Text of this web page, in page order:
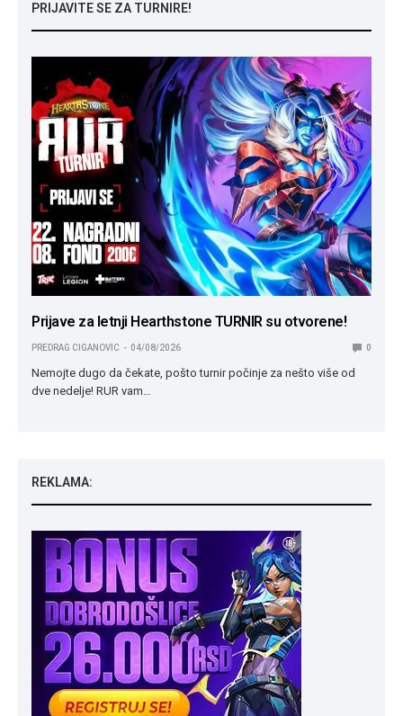
PRIJAVITE SE ZA TURNIRE!
Prijave za letnji Hearthstone TURNIR su otvorene!
PREDRAG CIGANOVIC 04/08/2026 0
Nemojte dugo da čekate, pošto turnir počinje za nešto više od
dve nedelje! RUR vam…
REKLAMA: